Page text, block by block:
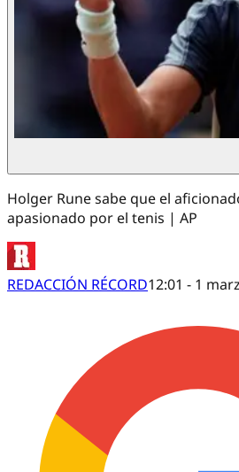
Holger Rune sabe que el
apasionado por el tenis | AP
REDACCIÓN RÉCORD12:01 - 1